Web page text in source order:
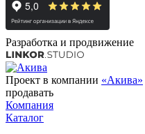
Разработка и продвижение
Проект в компании «Акива»
продавать
Компания
Каталог